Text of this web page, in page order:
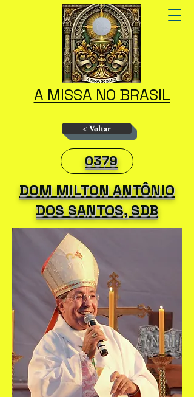
A MISSA NO BRASIL
< Voltar
0379
DOM MILTON ANTÔNIO
DOS SANTOS, SDB